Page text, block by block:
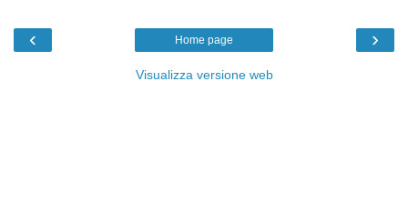
‹ ›
Home page
Visualizza versione web